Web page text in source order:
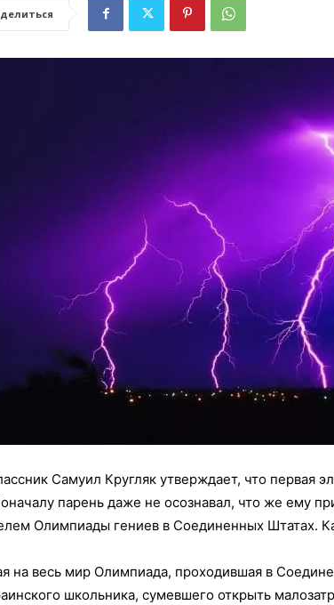
Самуил Кругляк утверждает, что первая
парень даже не осознавал, что же ему
Олимпиады гениев в Соединенных Штатах.
на весь мир Олимпиада, проходившая в
школьника, сумевшего открыть